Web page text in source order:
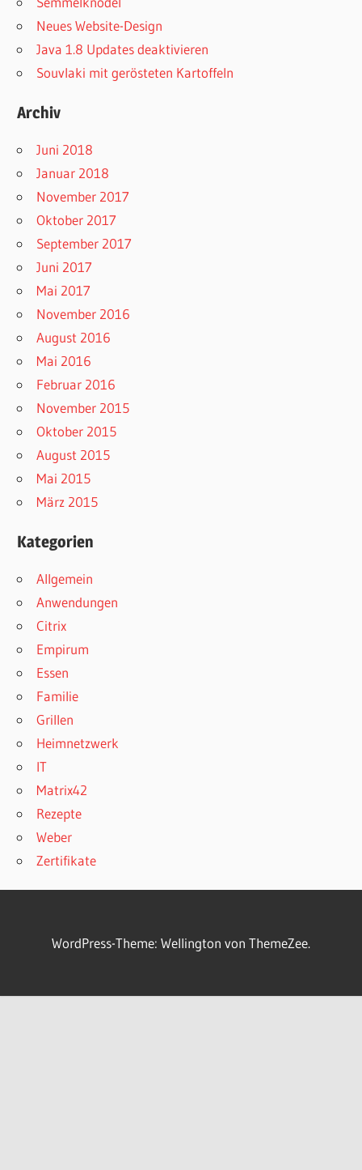
Neues Website-Design
Java 1.8 Updates deaktivieren
Souvlaki mit gerösteten Kartoffeln
Archiv
Juni 2018
Januar 2018
November 2017
Oktober 2017
September 2017
Juni 2017
Mai 2017
November 2016
August 2016
Mai 2016
Februar 2016
November 2015
Oktober 2015
August 2015
Mai 2015
März 2015
Kategorien
Allgemein
Anwendungen
Citrix
Empirum
Essen
Familie
Grillen
Heimnetzwerk
IT
Matrix42
Rezepte
Weber
Zertifikate
WordPress-Theme: Wellington von ThemeZee.